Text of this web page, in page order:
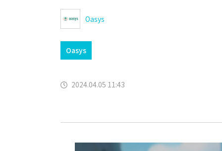
Oasys
Oasys
2024.04.05 11:43